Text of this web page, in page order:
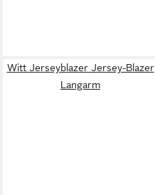
Witt Jerseyblazer Jersey-Blazer
Langarm